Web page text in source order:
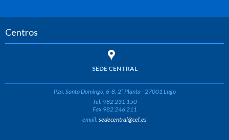
Centros
SEDE CENTRAL
Pza. Santo Domingo, 6-8, 2ª Planta - 27001 Lugo
Tel. 982 231 150
Fax 982 246 211
email:sedecentral@cel.es